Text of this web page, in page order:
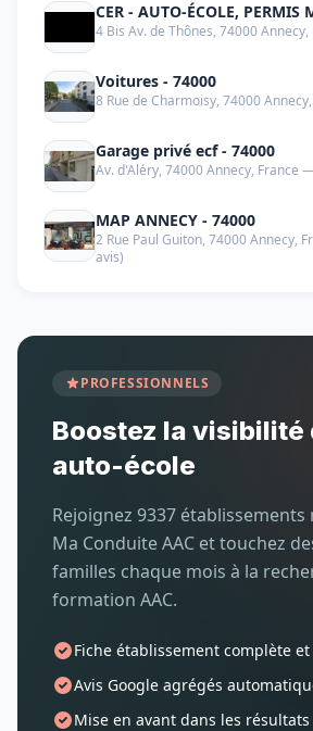
CER - AUTO-ÉCOLE, PERMIS
FORMATION 125 CM³ - 74000
4 Bis Av. de Thônes, 74000
Voitures - 74000
8 Rue de Charmoisy, 74000
Garage privé ecf - 74000
Av. d'Aléry, 74000 Annecy, France
MAP ANNECY - 74000
2 Rue Paul Guiton, 74000 Annecy,
avis)
PROFESSIONNELS
Boostez la visibilité
auto-école
Rejoignez 9337
Ma Conduite AAC et touchez
familles chaque mois à la
formation AAC.
Fiche établissement complète
Avis Google agrégés
Mise en avant dans les